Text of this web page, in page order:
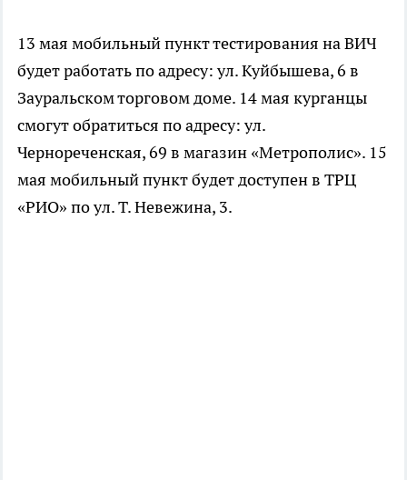
13 мая мобильный пункт тестирования на ВИЧ
будет работать по адресу: ул. Куйбышева, 6 в
Зауральском торговом доме. 14 мая курганцы
смогут обратиться по адресу: ул.
Чернореченская, 69 в магазин «Метрополис». 15
мая мобильный пункт будет доступен в ТРЦ
«РИО» по ул. Т. Невежина, 3.